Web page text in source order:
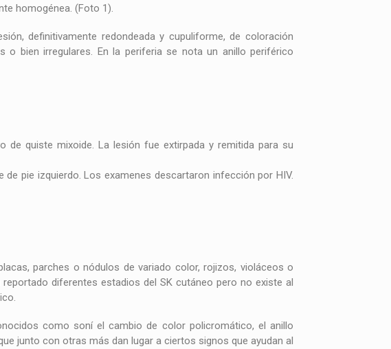
homogénea. (Foto 1).
definitivamente redondeada y cupuliforme, de coloración
o bien irregulares. En la periferia se nota un anillo periférico
de quiste mixoide.La lesión fue extirpada y remitida para su
de pie izquierdo. Los examenes descartaron infección por HIV.
parches o nódulos de variado color, rojizos, violáceos o
diferentes estadios del SK cutáneo pero no existe al
como soní el cambio de color policromático, el anillo
junto con otras más dan lugar a ciertos signos que ayudan al